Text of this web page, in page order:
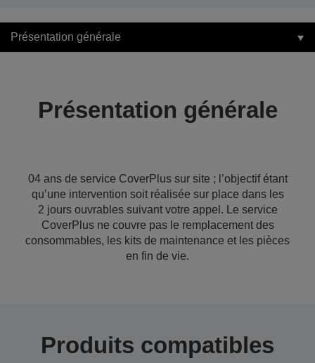
Présentation générale
Présentation générale
04 ans de service CoverPlus sur site ; l’objectif étant
qu’une intervention soit réalisée sur place dans les
2 jours ouvrables suivant votre appel. Le service
CoverPlus ne couvre pas le remplacement des
consommables, les kits de maintenance et les pièces
en fin de vie.
Produits compatibles